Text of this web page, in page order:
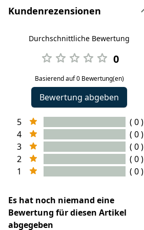
Kundenrezensionen
Durchschnittliche Bewertung
0
Basierend auf 0 Bewertung(en)
Bewertung abgeben
5
( 0 )
4
( 0 )
3
( 0 )
2
( 0 )
1
( 0 )
Es hat noch niemand eine
Bewertung für diesen Artikel
abgegeben